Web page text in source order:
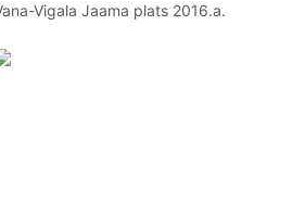
Vigala Jaama plats 2016.a.